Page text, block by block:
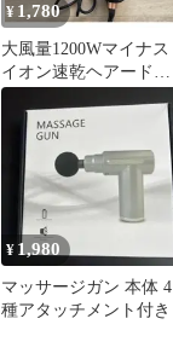
¥ 1,780
大風量1200Wマイナス
イオン速乾ヘアードラ
イヤー5種類アタッチメ
ント
¥ 1,980
マッサージガン 本体 4
種アタッチメント付き